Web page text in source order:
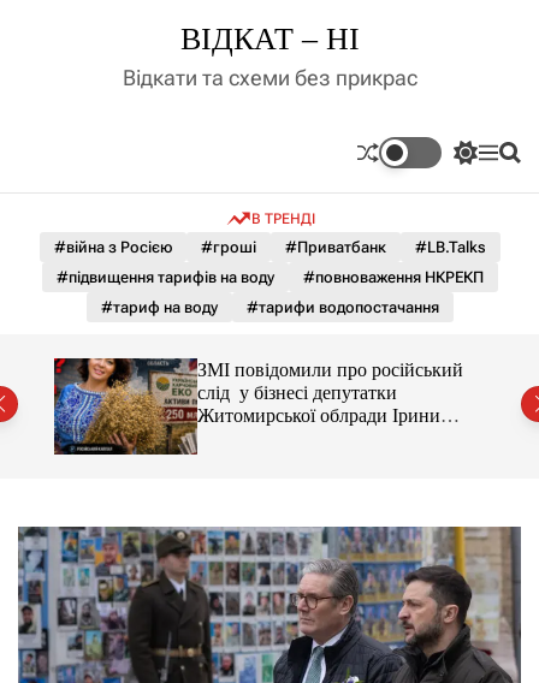
д
у
ВІДКАТ – НІ
Відкати та схеми без прикрас
П
м
к
а
о
о
г
о
р
е
ж
и
м
у
М П
В ТРЕНДІ
#війна з Росією #гроші #Приватбанк
#LB.Talks
#підвищення тарифів на воду
#повноваження НКРЕКП
#тариф на воду
#тарифи водопостачання
ЗМІ повідомили про російський
слід у бізнесі депутатки
Житомирської облради Ірини